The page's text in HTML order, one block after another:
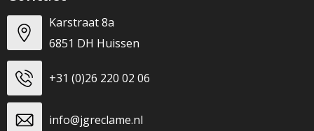
Karstraat 8a
6851 DH Huissen
+31 (0)26 220 02 06
info@jgreclame.nl